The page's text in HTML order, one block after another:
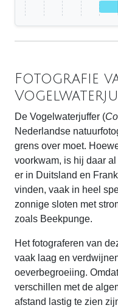
Fotografie
De Vogelwaterjuffer (
Nederlandse
grens over moet.
voorkwam, is hij daar
er in Duitsland en
vinden, vaak in heel
zonnige sloten met
zoals Beekpunge.
Het fotograferen van
vaak laag en
oeverbegroeiing.
verschillen met de
afstand lastig te zien